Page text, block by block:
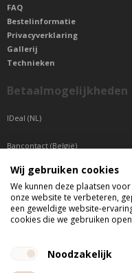
FAQ
Bestelinformatie
Privacyverklaring
Gallerij
Technieken
Betaalmogelijkheden
IDeal (NL)
Bancontact (België)
Sepa betaling (Overige landen)
Telefonisch
Wij gebruiken cookies
We kunnen deze plaatsen
onze website te verbeteren,
een geweldige website-
cookies die we gebruiken
Noodzakelijk